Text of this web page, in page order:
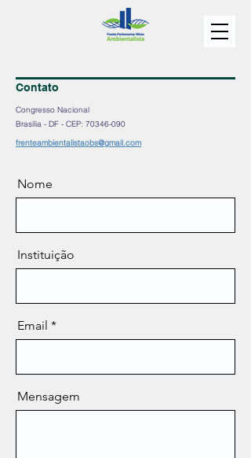
Contato
Congresso Nacional
Brasília - DF - CEP: 70346-090
frenteambientalistaobs@gmail.com
Nome
Instituição
Email
Mensagem